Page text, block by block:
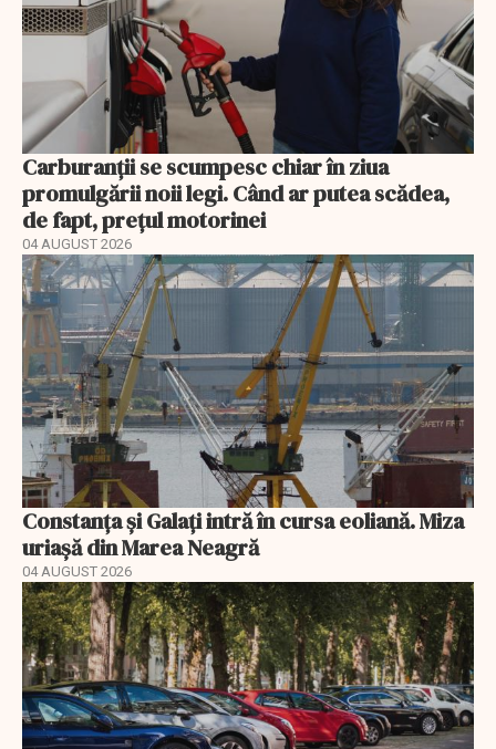
Carburanții se scumpesc chiar în ziua
promulgării noii legi. Când ar putea scădea,
de fapt, prețul motorinei
04 AUGUST 2026
Constanța și Galați intră în cursa eoliană. Miza
uriașă din Marea Neagră
04 AUGUST 2026